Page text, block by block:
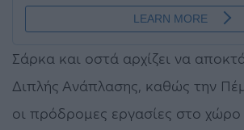
Σάρκα και οστά αρχίζει να
Διπλής Ανάπλασης, καθώς την
οι πρόδρομες εργασίες στο